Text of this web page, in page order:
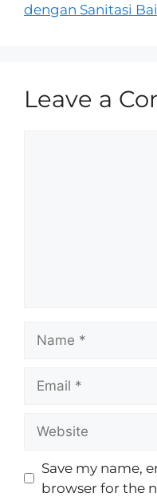
dengan Sanitasi
Leave a
Save my name,
browser for the